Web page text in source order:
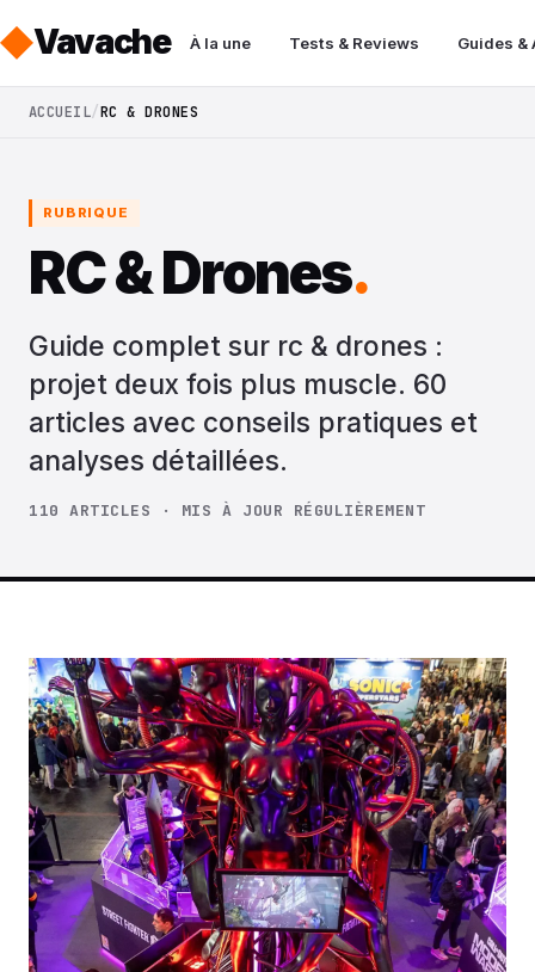
Vavache À la une Tests & Reviews Guides &
ACCUEIL RC & DRONES
RUBRIQUE
RC & Drones.
Guide complet sur rc & drones :
projet deux fois plus muscle. 60
articles avec conseils pratiques et
analyses détaillées.
110 ARTICLES · MIS À JOUR RÉGULIÈREMENT